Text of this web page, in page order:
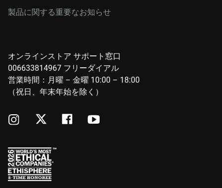
製品に関する重要なお知らせ
オンラインストア サポート窓口
006633814967 フリーダイアル
営業時間：月曜 – 金曜 10:00 – 18:00
（祝日、年末年始を除く）